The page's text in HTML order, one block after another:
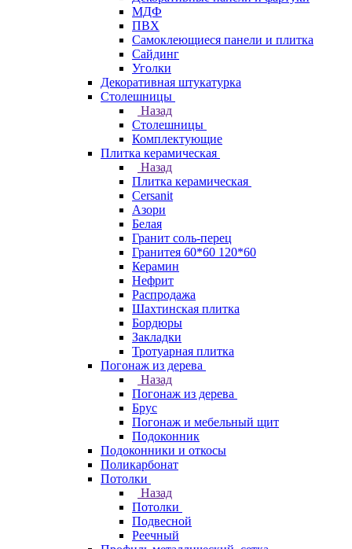
МДФ
ПВХ
Самоклеющиеся панели и плитка
Сайдинг
Уголки
Декоративная штукатурка
Столешницы
Назад
Столешницы
Комплектующие
Плитка керамическая
Назад
Плитка керамическая
Cersanit
Азори
Белая
Гранит соль-перец
Гранитея 60*60 120*60
Керамин
Нефрит
Распродажа
Шахтинская плитка
Бордюры
Закладки
Тротуарная плитка
Погонаж из дерева
Назад
Погонаж из дерева
Брус
Погонаж и мебельный щит
Подоконник
Подоконники и откосы
Поликарбонат
Потолки
Назад
Потолки
Подвесной
Реечный